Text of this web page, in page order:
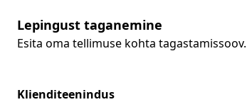
Lepingust taganemine
Esita oma tellimuse kohta tagastamissoov.
Klienditeenindus